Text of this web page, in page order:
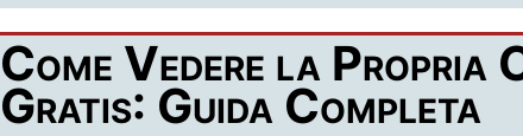
Come Vedere la Propria
Gratis: Guida Completa